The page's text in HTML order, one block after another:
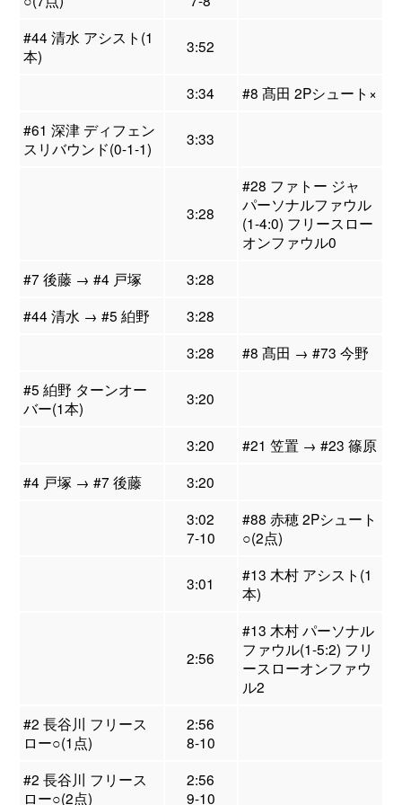
#44 清水 アシスト(1
本)
3:52
3:34
#8 髙田 2Pシュート×
#61 深津 ディフェン
スリバウンド(0-1-1)
3:33
3:28
#28 ファトー ジャ
パーソナルファウル
(1-4:0) フリースロー
オンファウル0
#7 後藤 → #4 戸塚
3:28
#44 清水 → #5 絈野
3:28
3:28
#8 髙田 → #73 今野
#5 絈野 ターンオー
バー(1本)
3:20
3:20
#21 笠置 → #23 篠原
#4 戸塚 → #7 後藤
3:20
3:02
7-10
#88 赤穂 2Pシュート
○(2点)
3:01
#13 木村 アシスト(1
本)
2:56
#13 木村 パーソナル
ファウル(1-5:2) フリ
ースローオンファウ
ル2
#2 長谷川 フリース
ロー○(1点)
2:56
8-10
#2 長谷川 フリース
ロー○(2点)
2:56
9-10